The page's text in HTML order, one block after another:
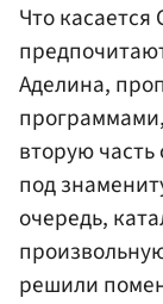
Что
Аделина,
вторую
под
очередь,
решили